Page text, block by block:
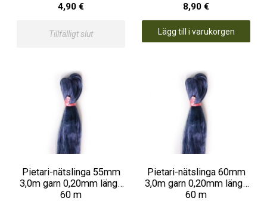
4,90 €
Tillfälligt slut
8,90 €
Lägg till i varukorgen
Pietari-nätslinga 55mm
3,0m garn 0,20mm längd
60 m
Pietari-nätslinga 60mm
3,0m garn 0,20mm längd
60 m